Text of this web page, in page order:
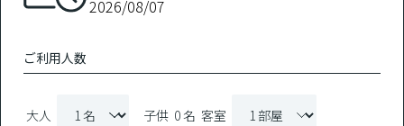
ご利用人数
大人 子供 0 名 客室